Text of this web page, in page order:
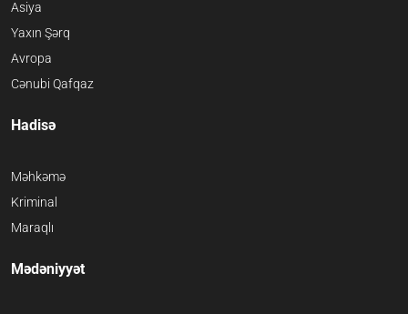
Asiya
Yaxın Şərq
Avropa
Cənubi Qafqaz
Hadisə
Məhkəmə
Kriminal
Maraqlı
Mədəniyyət